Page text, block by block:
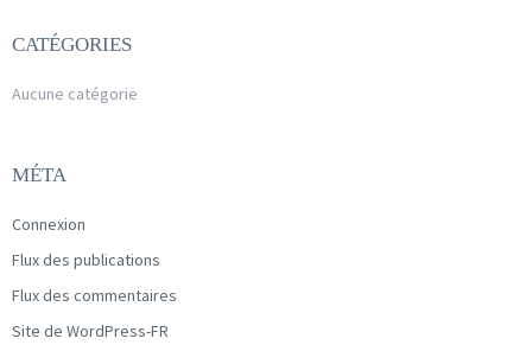
CATÉGORIES
Aucune catégorie
MÉTA
Connexion
Flux des publications
Flux des commentaires
Site de WordPress-FR